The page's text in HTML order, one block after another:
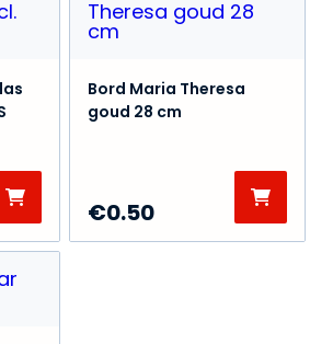
Bord Maria Theresa
goud 28 cm
€0.50